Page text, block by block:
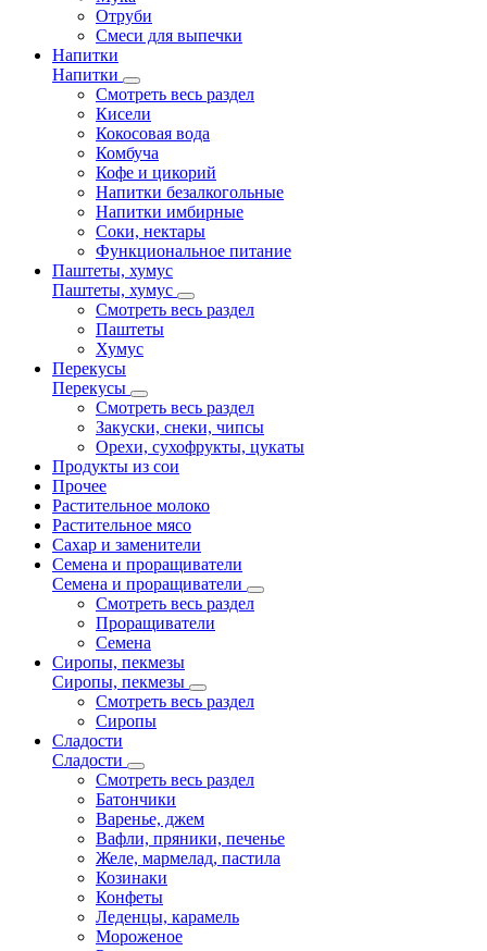
Отруби
Смеси для выпечки
Напитки
Напитки
Смотреть весь раздел
Кисели
Кокосовая вода
Комбуча
Кофе и цикорий
Напитки безалкогольные
Напитки имбирные
Соки, нектары
Функциональное питание
Паштеты, хумус
Паштеты, хумус
Смотреть весь раздел
Паштеты
Хумус
Перекусы
Перекусы
Смотреть весь раздел
Закуски, снеки, чипсы
Орехи, сухофрукты, цукаты
Продукты из сои
Прочее
Растительное молоко
Растительное мясо
Сахар и заменители
Семена и проращиватели
Семена и проращиватели
Смотреть весь раздел
Проращиватели
Семена
Сиропы, пекмезы
Сиропы, пекмезы
Смотреть весь раздел
Сиропы
Сладости
Сладости
Смотреть весь раздел
Батончики
Варенье, джем
Вафли, пряники, печенье
Желе, мармелад, пастила
Козинаки
Конфеты
Леденцы, карамель
Мороженое